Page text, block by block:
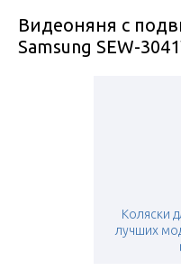
Видеоняня с
Samsung SEW-
Коляски
лучших